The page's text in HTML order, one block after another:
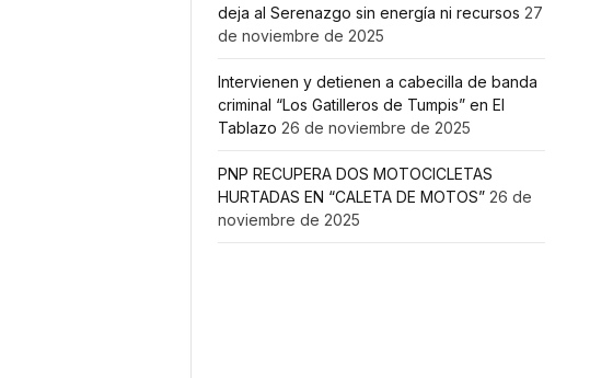
deja al Serenazgo sin energía ni recursos 27
de noviembre de 2025
Intervienen y detienen a cabecilla de banda
criminal “Los Gatilleros de Tumpis” en El
Tablazo 26 de noviembre de 2025
PNP RECUPERA DOS MOTOCICLETAS
HURTADAS EN “CALETA DE MOTOS” 26 de
noviembre de 2025